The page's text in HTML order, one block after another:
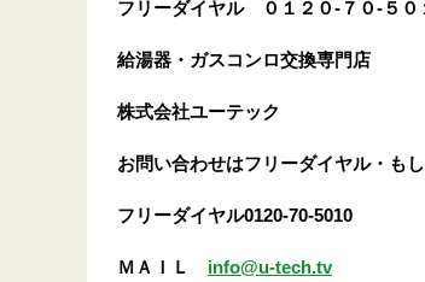
フリーダイヤル ０１２０-７０-５０
給湯器・ガスコンロ交換専門店
株式会社ユーテック
お問い合わせはフリーダイヤル・も
フリーダイヤル0120-70-5010
ＭＡＩＬ info@u-tech.tv